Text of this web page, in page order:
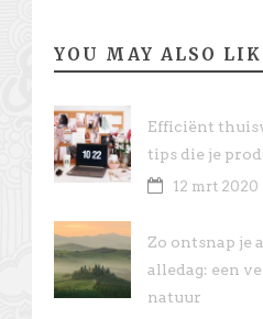
YOU MAY ALSO
Efficiënt
tips die je
12 mrt 2020
Zo ontsnap je
alledag: een
natuur